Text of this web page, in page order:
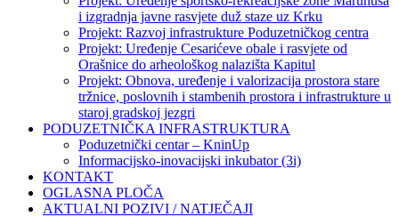
i izgradnja javne rasvjete duž staze uz Krku
Projekt: Razvoj infrastrukture Poduzetničkog centra
Projekt: Uređenje Cesarićeve obale i rasvjete od
Orašnice do arheološkog nalazišta Kapitul
Projekt: Obnova, uređenje i valorizacija prostora stare
tržnice, poslovnih i stambenih prostora i infrastrukture u
staroj gradskoj jezgri
PODUZETNIČKA INFRASTRUKTURA
Poduzetnički centar – KninUp
Informacijsko-inovacijski inkubator (3i)
KONTAKT
OGLASNA PLOČA
AKTUALNI POZIVI / NATJEČAJI